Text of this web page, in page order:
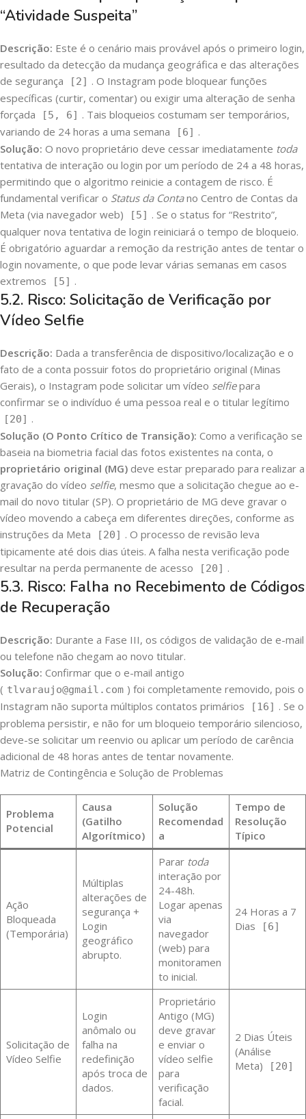
“Atividade Suspeita”
Descrição: Este é o cenário mais provável após o primeiro login,
resultado da detecção da mudança geográfica e das alterações
de segurança
[2] . O Instagram pode bloquear funções
específicas (curtir, comentar) ou exigir uma alteração de senha
forçada
[5, 6] . Tais bloqueios costumam ser temporários,
variando de 24 horas a uma semana
[6] .
Solução: O novo proprietário deve cessar imediatamente toda
tentativa de interação ou login por um período de 24 a 48 horas,
permitindo que o algoritmo reinicie a contagem de risco. É
fundamental verificar o Status da Contano Centro de Contas da
Meta (via navegador web)
[5] . Se o status for “Restrito”,
qualquer nova tentativa de login reiniciará o tempo de bloqueio.
É obrigatório aguardar a remoção da restrição antes de tentar o
login novamente, o que pode levar várias semanas em casos
extremos
[5] .
5.2. Risco: Solicitação de Verificação por
Vídeo Selfie
Descrição: Dada a transferência de dispositivo/localização e o
fato de a conta possuir fotos do proprietário original (Minas
Gerais), o Instagram pode solicitar um vídeo selfiepara
confirmar se o indivíduo é uma pessoa real e o titular legítimo
[20] .
Solução (O Ponto Crítico de Transição): Como a verificação se
baseia na biometria facial das fotos existentes na conta, o
proprietário original (MG) deve estar preparado para realizar a
gravação do vídeo selfie, mesmo que a solicitação chegue ao e-
mail do novo titular (SP). O proprietário de MG deve gravar o
vídeo movendo a cabeça em diferentes direções, conforme as
instruções da Meta
[20] . O processo de revisão leva
tipicamente até dois dias úteis. A falha nesta verificação pode
resultar na perda permanente de acesso
[20] .
5.3. Risco: Falha no Recebimento de Códigos
de Recuperação
Descrição: Durante a Fase III, os códigos de validação de e-mail
ou telefone não chegam ao novo titular.
Solução: Confirmar que o e-mail antigo
( tlvaraujo@gmail.com ) foi completamente removido, pois o
Instagram não suporta múltiplos contatos primários
[16] . Se o
problema persistir, e não for um bloqueio temporário silencioso,
deve-se solicitar um reenvio ou aplicar um período de carência
adicional de 48 horas antes de tentar novamente.
Matriz de Contingência e Solução de Problemas
Problema
Potencial
Causa
(Gatilho
Algorítmico)
Solução
Recomendad
a
Tempo de
Resolução
Típico
Ação
Bloqueada
(Temporária)
Múltiplas
alterações de
segurança +
Login
geográfico
abrupto.
Parar toda
interação por
24-48h.
Logar apenas
via
navegador
(web) para
monitoramen
to inicial.
24 Horas a 7
Dias
[6]
Solicitação de
Vídeo Selfie
Login
anômalo ou
falha na
redefinição
após troca de
dados.
Proprietário
Antigo (MG)
deve gravar
e enviar o
vídeo selfie
para
verificação
facial.
2 Dias Úteis
(Análise
Meta)
[20]